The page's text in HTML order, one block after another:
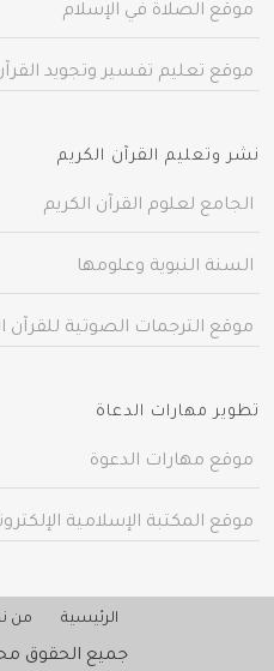
موقع الصلاة في الإسلام
موقع تعليم تفسير وتجويد
نشر وتعليم القرآن الكريم
الجامع لعلوم القرآن الكريم
السنة النبوية وعلومها
موقع الترجمات الصوتية للقرآن
تطوير مهارات الدعاة
موقع مهارات الدعوة
موقع المكتبة الإسلامية
الرئيسية من
جميع الحقوق